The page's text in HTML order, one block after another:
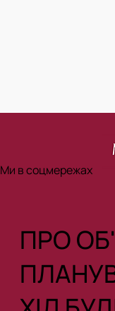
ПРО
Ми в соцмережах